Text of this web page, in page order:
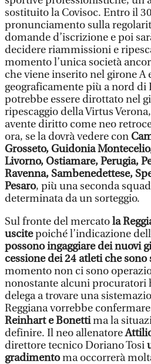
sostituito la Covisoc. Entro il
pronunciamento sulla
domande d’iscrizione e poi
decidere riammissioni e
momento l’unica società
che viene inserito nel girone A
geograficamente più a nord di
potrebbe essere dirottato nel
ripescaggio della Virtus
avente diritto come neo
ora, se la dovrà vedere con
Grosseto, Guidonia
Livorno, Ostiamare, Perugia,
Ravenna, Sambenedettese,
Pesaro, più una seconda
determinata da un sorteggio.
Sul fronte del mercatola
uscitepoiché l’indicazione
possono ingaggiare dei nuovi
cessione dei 24 atleti che
momento non ci sono
nonostante alcuni procuratori
delega a trovare una
Reggiana vorrebbe
Reinhart e Bonettima la
definire. Il neo allenatore
direttore tecnico Doriano Tosi
gradimentoma occorrerà